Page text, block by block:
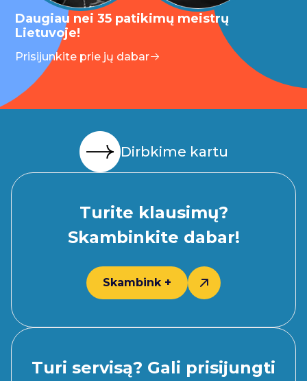
Daugiau nei 35 patikimų meistrų
Lietuvoje!
Prisijunkite prie jų dabar
Dirbkime kartu
Turite klausimų?
Skambinkite dabar!
Skambink +
Turi servisą? Gali prisijungti